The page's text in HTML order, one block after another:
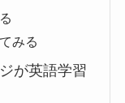
みる
が英語学習